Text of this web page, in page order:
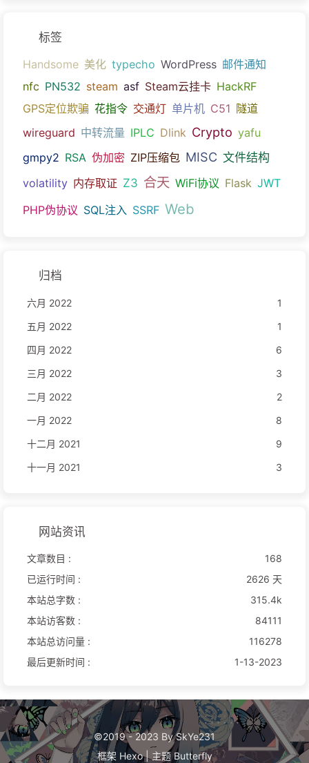
标签
Handsome 美化 typecho WordPress 邮件通知
nfc PN532 steam asf Steam云挂卡 HackRF
GPS定位欺骗 花指令 交通灯 单片机 C51 隧道
wireguard 中转流量 IPLC Dlink Crypto yafu
gmpy2 RSA 伪加密 ZIP压缩包 MISC 文件结构
volatility 内存取证 Z3 合天 WiFi协议 Flask JWT
PHP伪协议 SQL注入 SSRF Web
归档
六月 2022
1
五月 2022
1
四月 2022
6
三月 2022
3
二月 2022
2
一月 2022
8
十二月 2021
9
十一月 2021
3
网站资讯
文章数目 :
168
已运行时间 :
2626 天
本站总字数 :
315.4k
本站访客数 :
84111
本站总访问量 :
116278
最后更新时间 :
1-13-2023
©2019 - 2023 By SkYe231